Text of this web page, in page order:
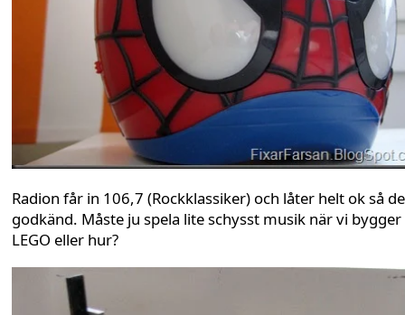
Radion får in 106,7 (Rockklassiker) och låter helt ok så
godkänd. Måste ju spela lite schysst musik när vi bygger
LEGO eller hur?